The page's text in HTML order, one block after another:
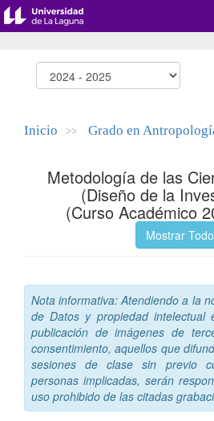
Inicio >> Grado en
Metodología de las
(Diseño de la
(Curso Académico
Mostrar Todo
Nota informativa: Atendiendo a la
de Datos y propiedad
publicación de imágenes de
consentimiento, aquellos que
sesiones de clase sin previo
personas implicadas, serán
uso prohibido de las citadas